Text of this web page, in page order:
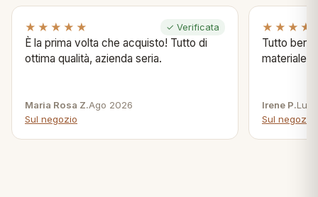
★★★★★ ✓ Verificata
È la prima volta che acquisto! Tutto di
ottima qualità, azienda seria.
Maria Rosa Z.Ago 2026
Sul negozio
Tutto bene
materiale .
Irene P.Lug
Sul negozio